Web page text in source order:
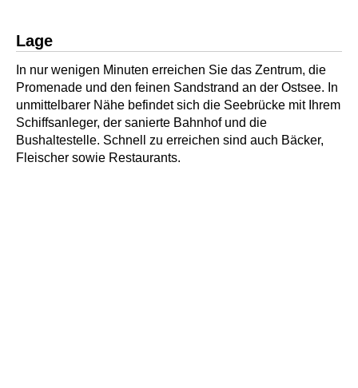
Lage
In nur wenigen Minuten erreichen Sie das Zentrum, die
Promenade und den feinen Sandstrand an der Ostsee. In
unmittelbarer Nähe befindet sich die Seebrücke mit Ihrem
Schiffsanleger, der sanierte Bahnhof und die
Bushaltestelle. Schnell zu erreichen sind auch Bäcker,
Fleischer sowie Restaurants.